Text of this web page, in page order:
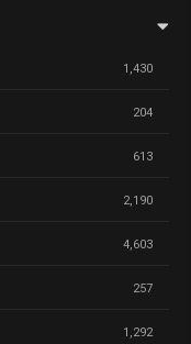
1,430
204
613
2,190
4,603
257
1,292